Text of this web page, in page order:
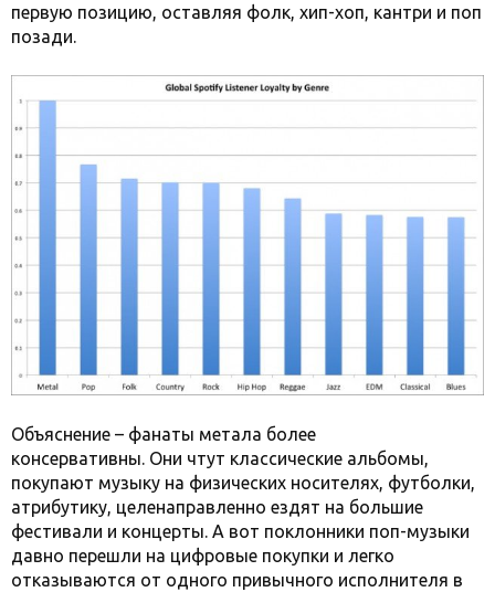
первую позицию, оставляя фолк, хип-хоп, кантри и поп
позади.
Объяснение – фанаты метала более
консервативны. Они чтут классические альбомы,
покупают музыку на физических носителях, футболки,
атрибутику, целенаправленно ездят на большие
фестивали и концерты. А вот поклонники поп-музыки
давно перешли на цифровые покупки и легко
отказываются от одного привычного исполнителя в